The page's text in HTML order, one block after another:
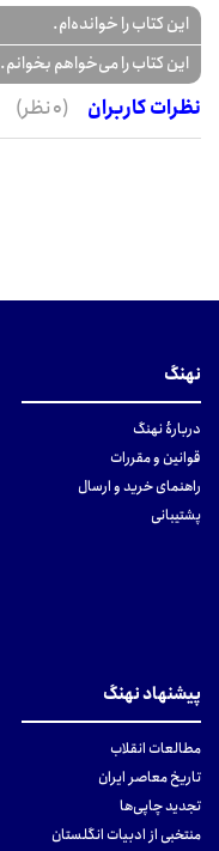
این کتاب را خوانده‌ام.
این کتاب را می‌خواهم بخوانم.
نظرات کاربران
(0 نظر)
نهنگ
دربارهٔ نهنگ
قوانین و مقررات
راهنمای خرید و ارسال
پشتیبانی
پیشنهاد نهنگ
مطالعات انقلاب
تاریخ معاصر ایران
تجدید چاپی‌ها
منتخبی از ادبیات انگلستان